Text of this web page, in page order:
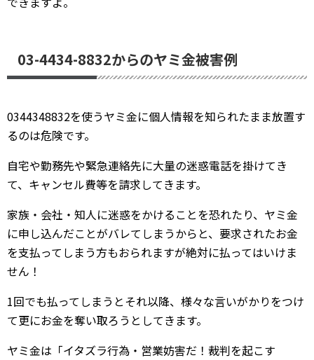
03-4434-8832からのヤミ金被害例
0344348832を使うヤミ金に個人情報を知られたまま放置す
るのは危険です。
自宅や勤務先や緊急連絡先に大量の迷惑電話を掛けてき
て、キャンセル費等を請求してきます。
家族・会社・知人に迷惑をかけることを恐れたり、ヤミ金
に申し込んだことがバレてしまうからと、要求されたお金
を支払ってしまう方もおられますが絶対に払ってはいけま
せん！
1回でも払ってしまうとそれ以降、様々な言いがかりをつけ
て更にお金を奪い取ろうとしてきます。
ヤミ金は「イタズラ行為・営業妨害だ！裁判を起こす